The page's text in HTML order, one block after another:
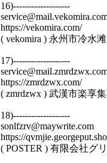
16)-------------------
https://vekomira.com/
( vekomira ) 永州市冷水
17)-------------------
https://zmrdzwx.com/
( zmrdzwx ) 武漢市楽享
18)-------------------
sonlfzrv@maywrite.com
https://
( POSTER ) 有限会社グ